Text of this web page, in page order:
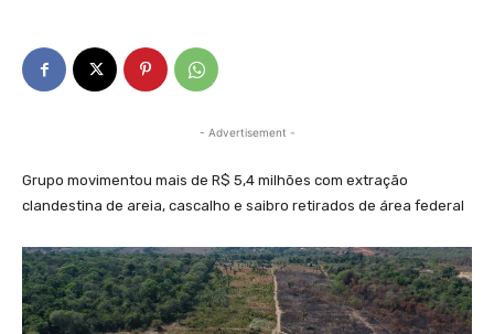
- Advertisement -
Grupo movimentou mais de R$ 5,4 milhões com extração
clandestina de areia, cascalho e saibro retirados de área federal